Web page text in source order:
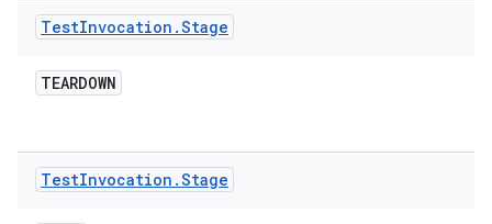
TestInvocation .Stage
TEARDOWN
TestInvocation .Stage